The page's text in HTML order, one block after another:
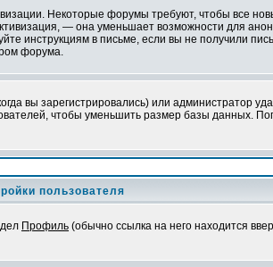
Некоторые форумы требуют, чтобы все
— она уменьшает возможности для
инструкциям в письме, если вы не получили
форума.
вы зарегистрировались) или администратор
чтобы уменьшить размер базы данных.
пользователя
Профиль (обычно ссылка на него находится